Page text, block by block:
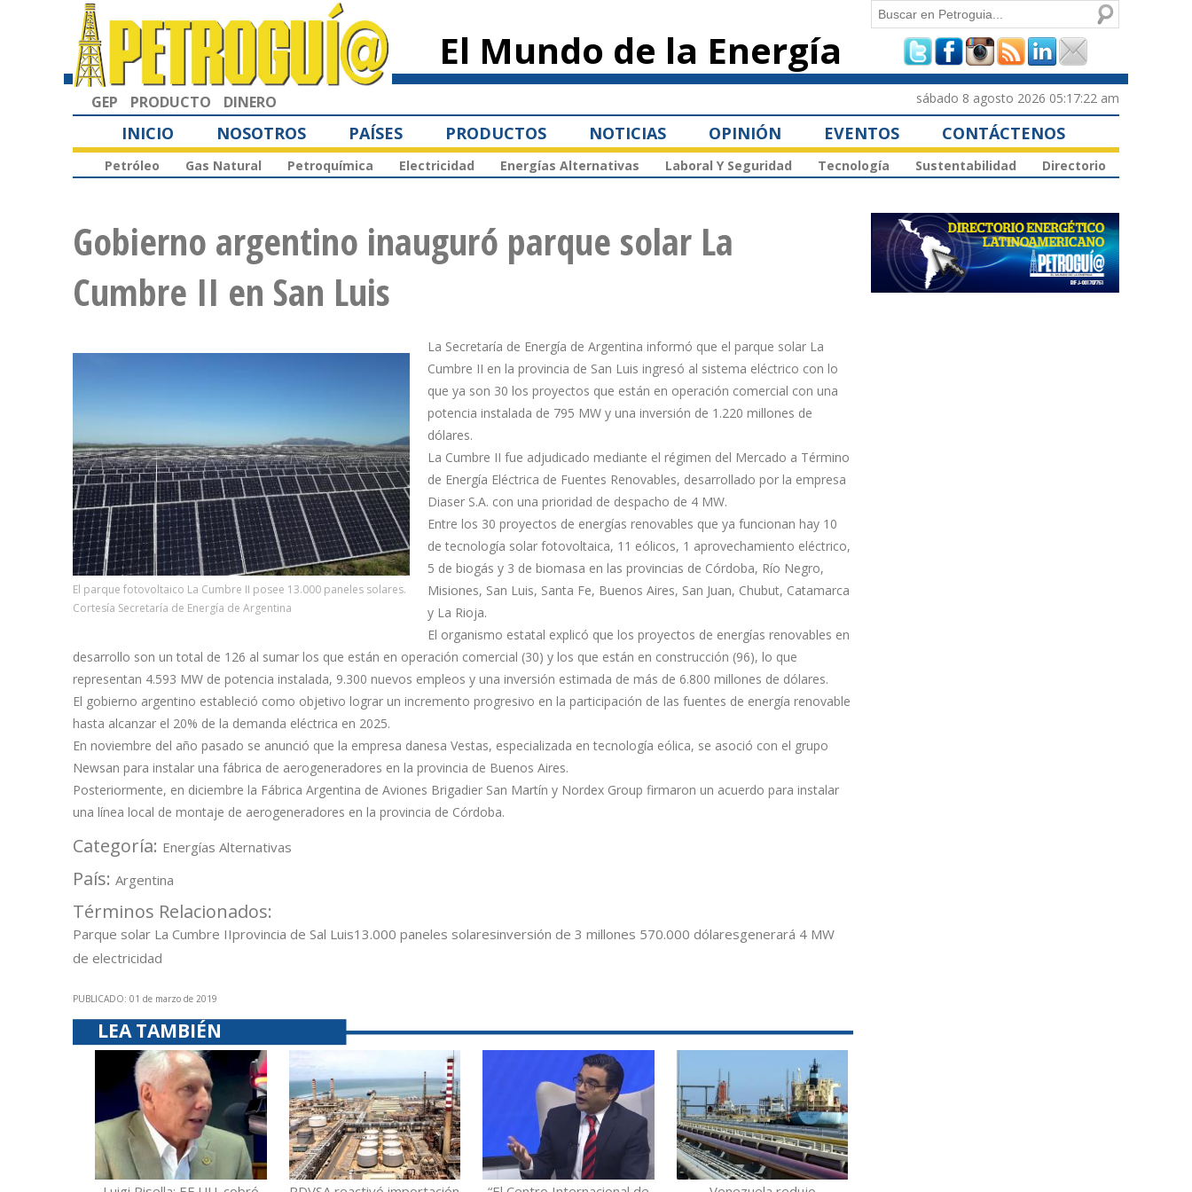
principal
El Mundo de la Energía
Formulario de
búsqueda
Buscar
GEP PRODUCTO DINERO sábado 8 agosto 2026 05:17:22 am
INICIO NOSOTROS PAÍSES PRODUCTOS NOTICIAS OPINIÓN EVENTOS CONTÁCTENOS
Petróleo Gas Natural Petroquímica Electricidad Energías Alternativas Laboral Y Seguridad Tecnología Sustentabilidad Directorio
Gobierno argentino inauguró parque solar La
Cumbre II en San Luis
El parque fotovoltaico La Cumbre II posee 13.000 paneles solares.
Cortesía Secretaría de Energía de Argentina
La Secretaría de Energía de Argentina informó que el parque solar La
Cumbre II en la provincia de San Luis ingresó al sistema eléctrico con lo
que ya son 30 los proyectos que están en operación comercial con una
potencia instalada de 795 MW y una inversión de 1.220 millones de
dólares.
La Cumbre II fue adjudicado mediante el régimen del Mercado a Término
de Energía Eléctrica de Fuentes Renovables, desarrollado por la empresa
Diaser S.A. con una prioridad de despacho de 4 MW.
Entre los 30 proyectos de energías renovables que ya funcionan hay 10
de tecnología solar fotovoltaica, 11 eólicos, 1 aprovechamiento eléctrico,
5 de biogás y 3 de biomasa en las provincias de Córdoba, Río Negro,
Misiones, San Luis, Santa Fe, Buenos Aires, San Juan, Chubut, Catamarca
y La Rioja.
El organismo estatal explicó que los proyectos de energías renovables en
desarrollo son un total de 126 al sumar los que están en operación comercial (30) y los que están en construcción (96), lo que
representan 4.593 MW de potencia instalada, 9.300 nuevos empleos y una inversión estimada de más de 6.800 millones de dólares.
El gobierno argentino estableció como objetivo lograr un incremento progresivo en la participación de las fuentes de energía renovable
hasta alcanzar el 20% de la demanda eléctrica en 2025.
En noviembre del año pasado se anunció que la empresa danesa Vestas, especializada en tecnología eólica, se asoció con el grupo
Newsan para instalar una fábrica de aerogeneradores en la provincia de Buenos Aires.
Posteriormente, en diciembre la Fábrica Argentina de Aviones Brigadier San Martín y Nordex Group firmaron un acuerdo para instalar
una línea local de montaje de aerogeneradores en la provincia de Córdoba.
Categoría: Energías Alternativas
País: Argentina
Términos Relacionados:
Parque solar La Cumbre IIprovincia de Sal Luis13.000 paneles solaresinversión de 3 millones 570.000 dólaresgenerará 4 MW
de electricidad
PUBLICADO: 01 de marzo de 2019
LEA TAMBIÉN